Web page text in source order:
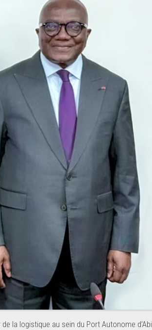
la logistique au sein du Port Autonome